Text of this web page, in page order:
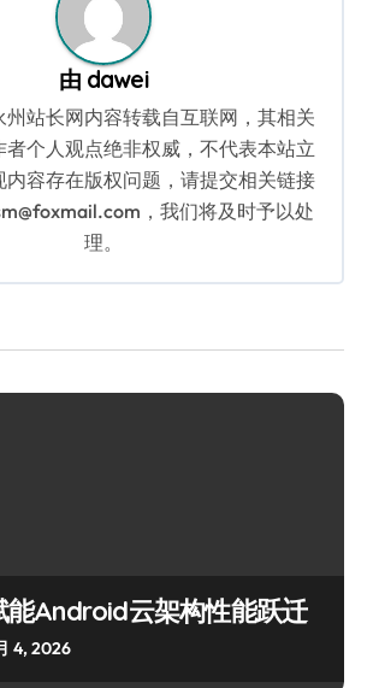
由 dawei
州站长网内容转载自互联网，其相关
者个人观点绝非权威，不代表本站立
内容存在版权问题，请提交相关链接
，我们将及时予以处
理。
能Android云架构性能跃迁
4, 2026